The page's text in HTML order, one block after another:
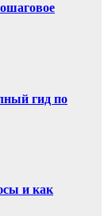
гид по
и как